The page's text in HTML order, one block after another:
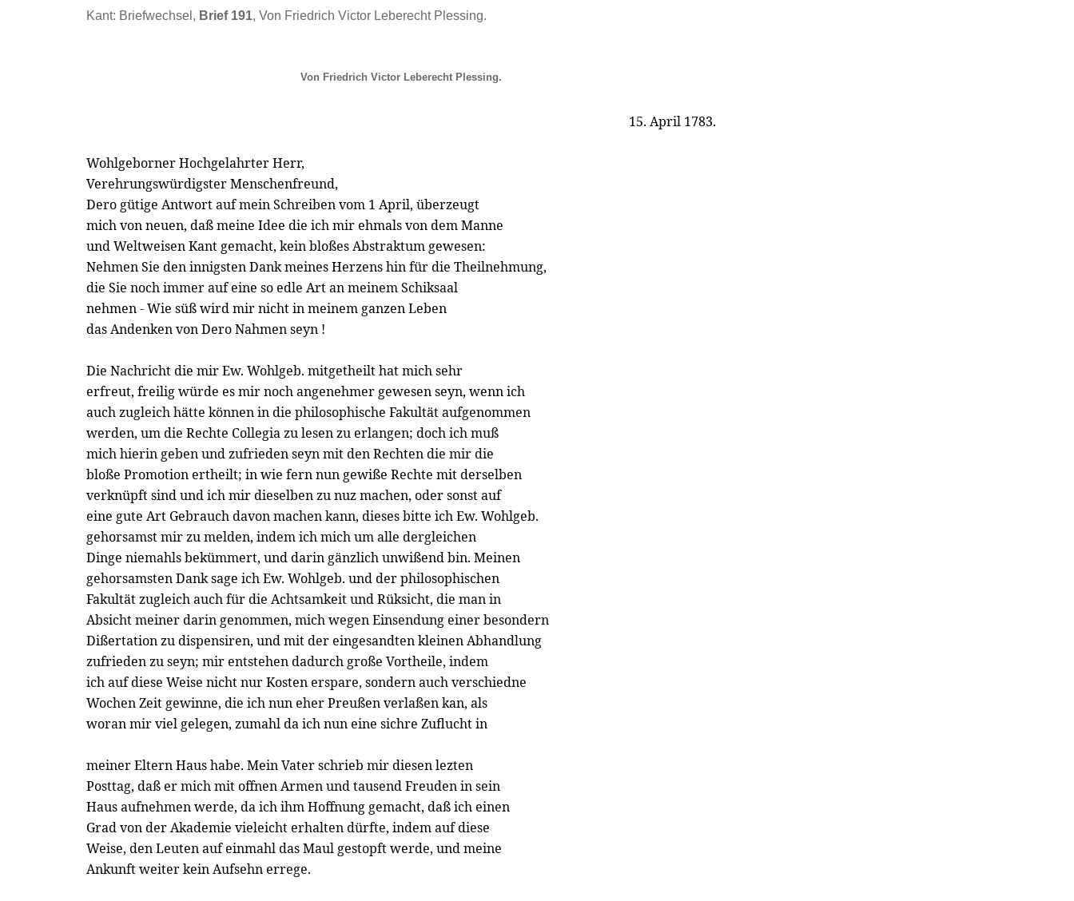
Kant: Briefwechsel, Brief 191, Von Friedrich Victor Leberecht Plessing.
Von Friedrich Victor Leberecht Plessing.
15. April 1783.
Wohlgeborner Hochgelahrter Herr,
Verehrungswürdigster Menschenfreund,
Dero gütige Antwort auf mein Schreiben vom 1 April, überzeugt
mich von neuen, daß meine Idee die ich mir ehmals von dem Manne
und Weltweisen Kant gemacht, kein bloßes Abstraktum gewesen:
Nehmen Sie den innigsten Dank meines Herzens hin für die Theilnehmung,
die Sie noch immer auf eine so edle Art an meinem Schiksaal
nehmen - Wie süß wird mir nicht in meinem ganzen Leben
das Andenken von Dero Nahmen seyn !
Die Nachricht die mir Ew. Wohlgeb. mitgetheilt hat mich sehr
erfreut, freilig würde es mir noch angenehmer gewesen seyn, wenn ich
auch zugleich hätte können in die philosophische Fakultät aufgenommen
werden, um die Rechte Collegia zu lesen zu erlangen; doch ich muß
mich hierin geben und zufrieden seyn mit den Rechten die mir die
bloße Promotion ertheilt; in wie fern nun gewiße Rechte mit derselben
verknüpft sind und ich mir dieselben zu nuz machen, oder sonst auf
eine gute Art Gebrauch davon machen kann, dieses bitte ich Ew. Wohlgeb.
gehorsamst mir zu melden, indem ich mich um alle dergleichen
Dinge niemahls bekümmert, und darin gänzlich unwißend bin. Meinen
gehorsamsten Dank sage ich Ew. Wohlgeb. und der philosophischen
Fakultät zugleich auch für die Achtsamkeit und Rüksicht, die man in
Absicht meiner darin genommen, mich wegen Einsendung einer besondern
Dißertation zu dispensiren, und mit der eingesandten kleinen Abhandlung
zufrieden zu seyn; mir entstehen dadurch große Vortheile, indem
ich auf diese Weise nicht nur Kosten erspare, sondern auch verschiedne
Wochen Zeit gewinne, die ich nun eher Preußen verlaßen kan, als
woran mir viel gelegen, zumahl da ich nun eine sichre Zuflucht in
meiner Eltern Haus habe. Mein Vater schrieb mir diesen lezten
Posttag, daß er mich mit offnen Armen und tausend Freuden in sein
Haus aufnehmen werde, da ich ihm Hoffnung gemacht, daß ich einen
Grad von der Akademie vieleicht erhalten dürfte, indem auf diese
Weise, den Leuten auf einmahl das Maul gestopft werde, und meine
Ankunft weiter kein Aufsehn errege.